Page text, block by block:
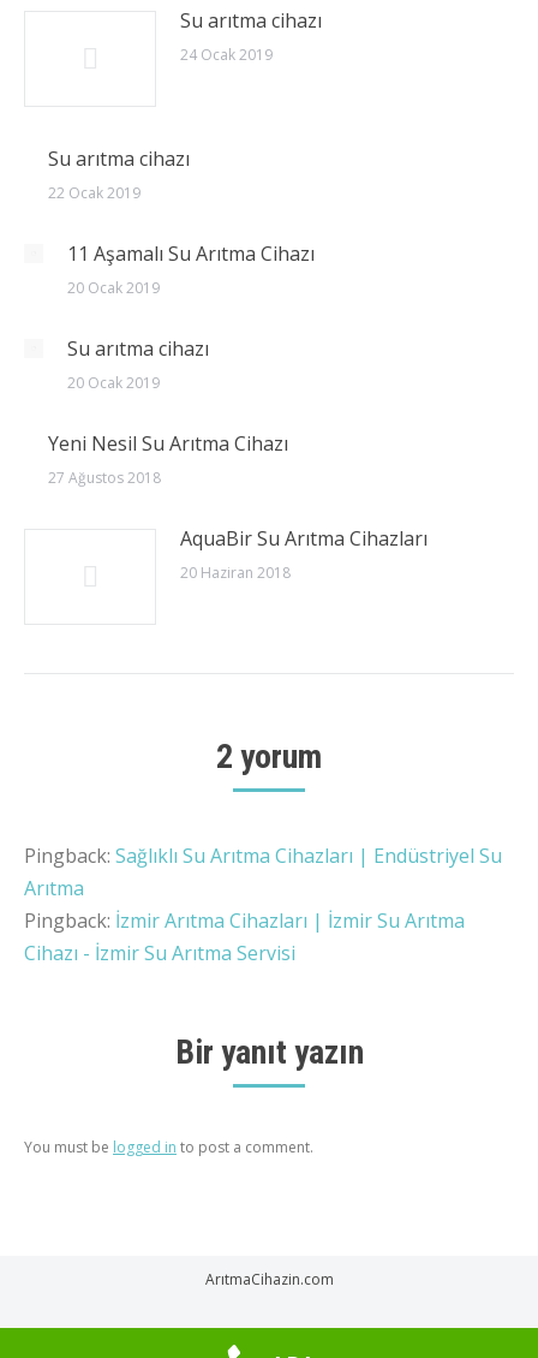
Su arıtma cihazı
24 Ocak 2019
Su arıtma cihazı
22 Ocak 2019
11 Aşamalı Su Arıtma Cihazı
20 Ocak 2019
Su arıtma cihazı
20 Ocak 2019
Yeni Nesil Su Arıtma Cihazı
27 Ağustos 2018
AquaBir Su Arıtma Cihazları
20 Haziran 2018
2 yorum
Pingback: Sağlıklı Su Arıtma Cihazları | Endüstriyel Su
Arıtma
Pingback: İzmir Arıtma Cihazları | İzmir Su Arıtma
Cihazı - İzmir Su Arıtma Servisi
Bir yanıt yazın
You must be logged in to post a comment.
ArıtmaCihazin.com